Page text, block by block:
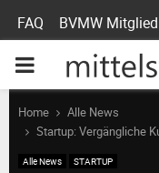
FAQ BVMW
P
R
Home
Alle News
Startup: Vergängliche
Alle News STARTUP